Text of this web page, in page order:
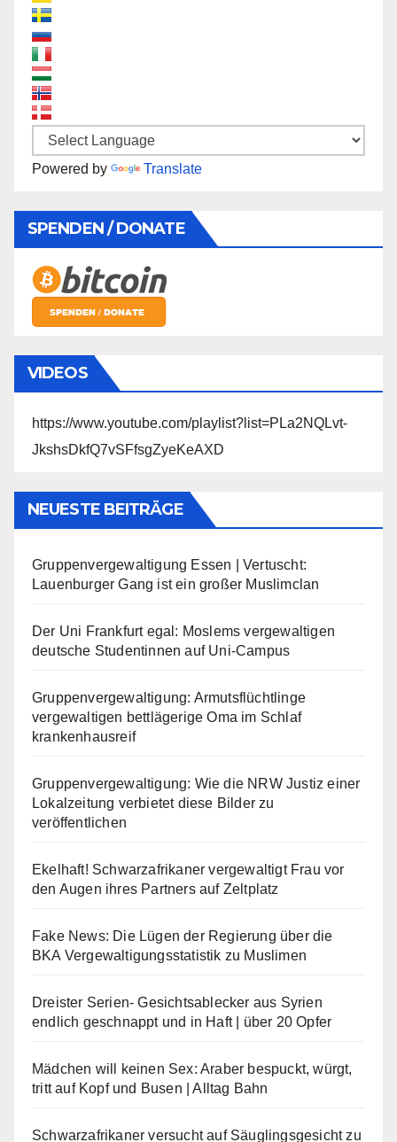
Powered by Translate
SPENDEN / DONATE
VIDEOS
https://www.youtube.com/playlist?list=PLa2NQLvt-
JkshsDkfQ7vSFfsgZyeKeAXD
NEUESTE BEITRÄGE
Gruppenvergewaltigung Essen | Vertuscht:
Lauenburger Gang ist ein großer Muslimclan
Der Uni Frankfurt egal: Moslems vergewaltigen
deutsche Studentinnen auf Uni-Campus
Gruppenvergewaltigung: Armutsflüchtlinge
vergewaltigen bettlägerige Oma im Schlaf
krankenhausreif
Gruppenvergewaltigung: Wie die NRW Justiz einer
Lokalzeitung verbietet diese Bilder zu
veröffentlichen
Ekelhaft! Schwarzafrikaner vergewaltigt Frau vor
den Augen ihres Partners auf Zeltplatz
Fake News: Die Lügen der Regierung über die
BKA Vergewaltigungsstatistik zu Muslimen
Dreister Serien- Gesichtsablecker aus Syrien
endlich geschnappt und in Haft | über 20 Opfer
Mädchen will keinen Sex: Araber bespuckt, würgt,
tritt auf Kopf und Busen | Alltag Bahn
Schwarzafrikaner versucht auf Säuglingsgesicht zu